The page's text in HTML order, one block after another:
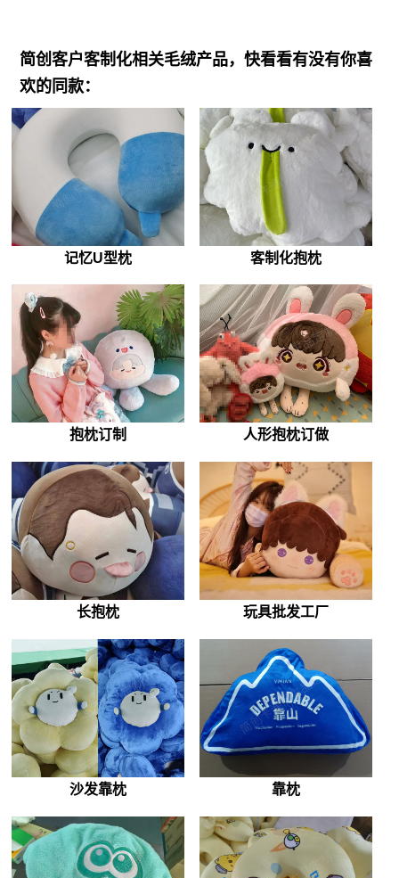
简创客户客制化相关毛绒产品，快看看有没有你喜
欢的同款：
记忆U型枕 客制化抱枕
抱枕订制 人形抱枕订做
长抱枕 玩具批发工厂
沙发靠枕 靠枕